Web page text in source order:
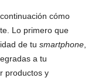
cómo
Lo primero que
de tu smartphone
a tu
productos y